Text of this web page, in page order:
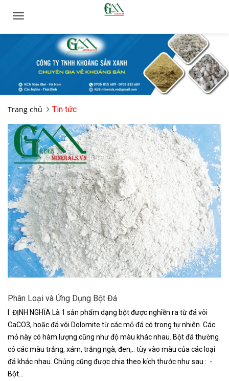
Toggle
Trang chủ Tin tức
Phân Loại và Ứng Dụng Bột Đá
I. ĐỊNH NGHĨA Là 1 sản phẩm dạng bột được nghiền ra từ đá vôi
CaCO3, hoặc đá vôi Dolomite từ các mỏ đá có trong tự nhiên. Các
mỏ này có hàm lượng cũng như độ màu khác nhau. Bột đá thường
có các màu trắng, xám, trắng ngà, đen,.. tùy vào màu của các loại
đá khác nhau. Chúng cũng được chia theo kích thước như sau : -
Bột...